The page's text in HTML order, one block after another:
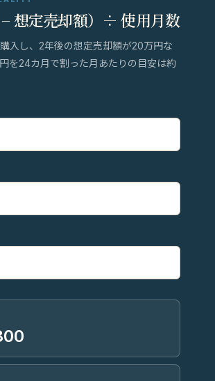
− 想定売却額）÷ 使用月数
入し、2年後の想定売却額が20万円な
を24カ月で割った月あたりの目安は約